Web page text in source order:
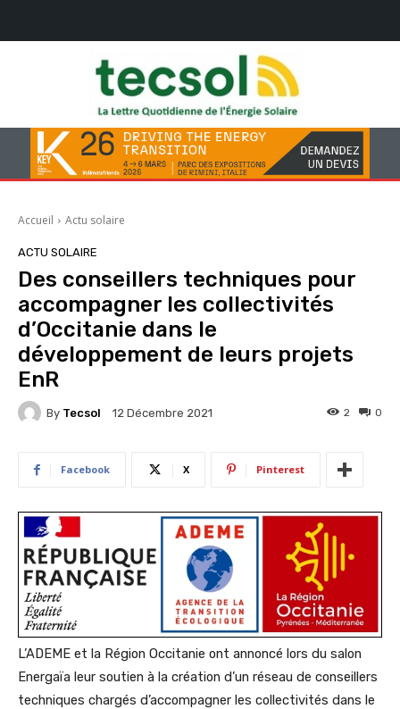
Accueil Actu solaire
ACTU SOLAIRE
Des conseillers techniques pour
accompagner les collectivités
d’Occitanie dans le
développement de leurs projets
EnR
By Tecsol 12 Décembre 2021 0
2
Facebook X Pinterest
L’ADEME et la Région Occitanie ont annoncé lors du salon
Energaïa leur soutien à la création d’un réseau de conseillers
techniques chargés d’accompagner les collectivités dans le